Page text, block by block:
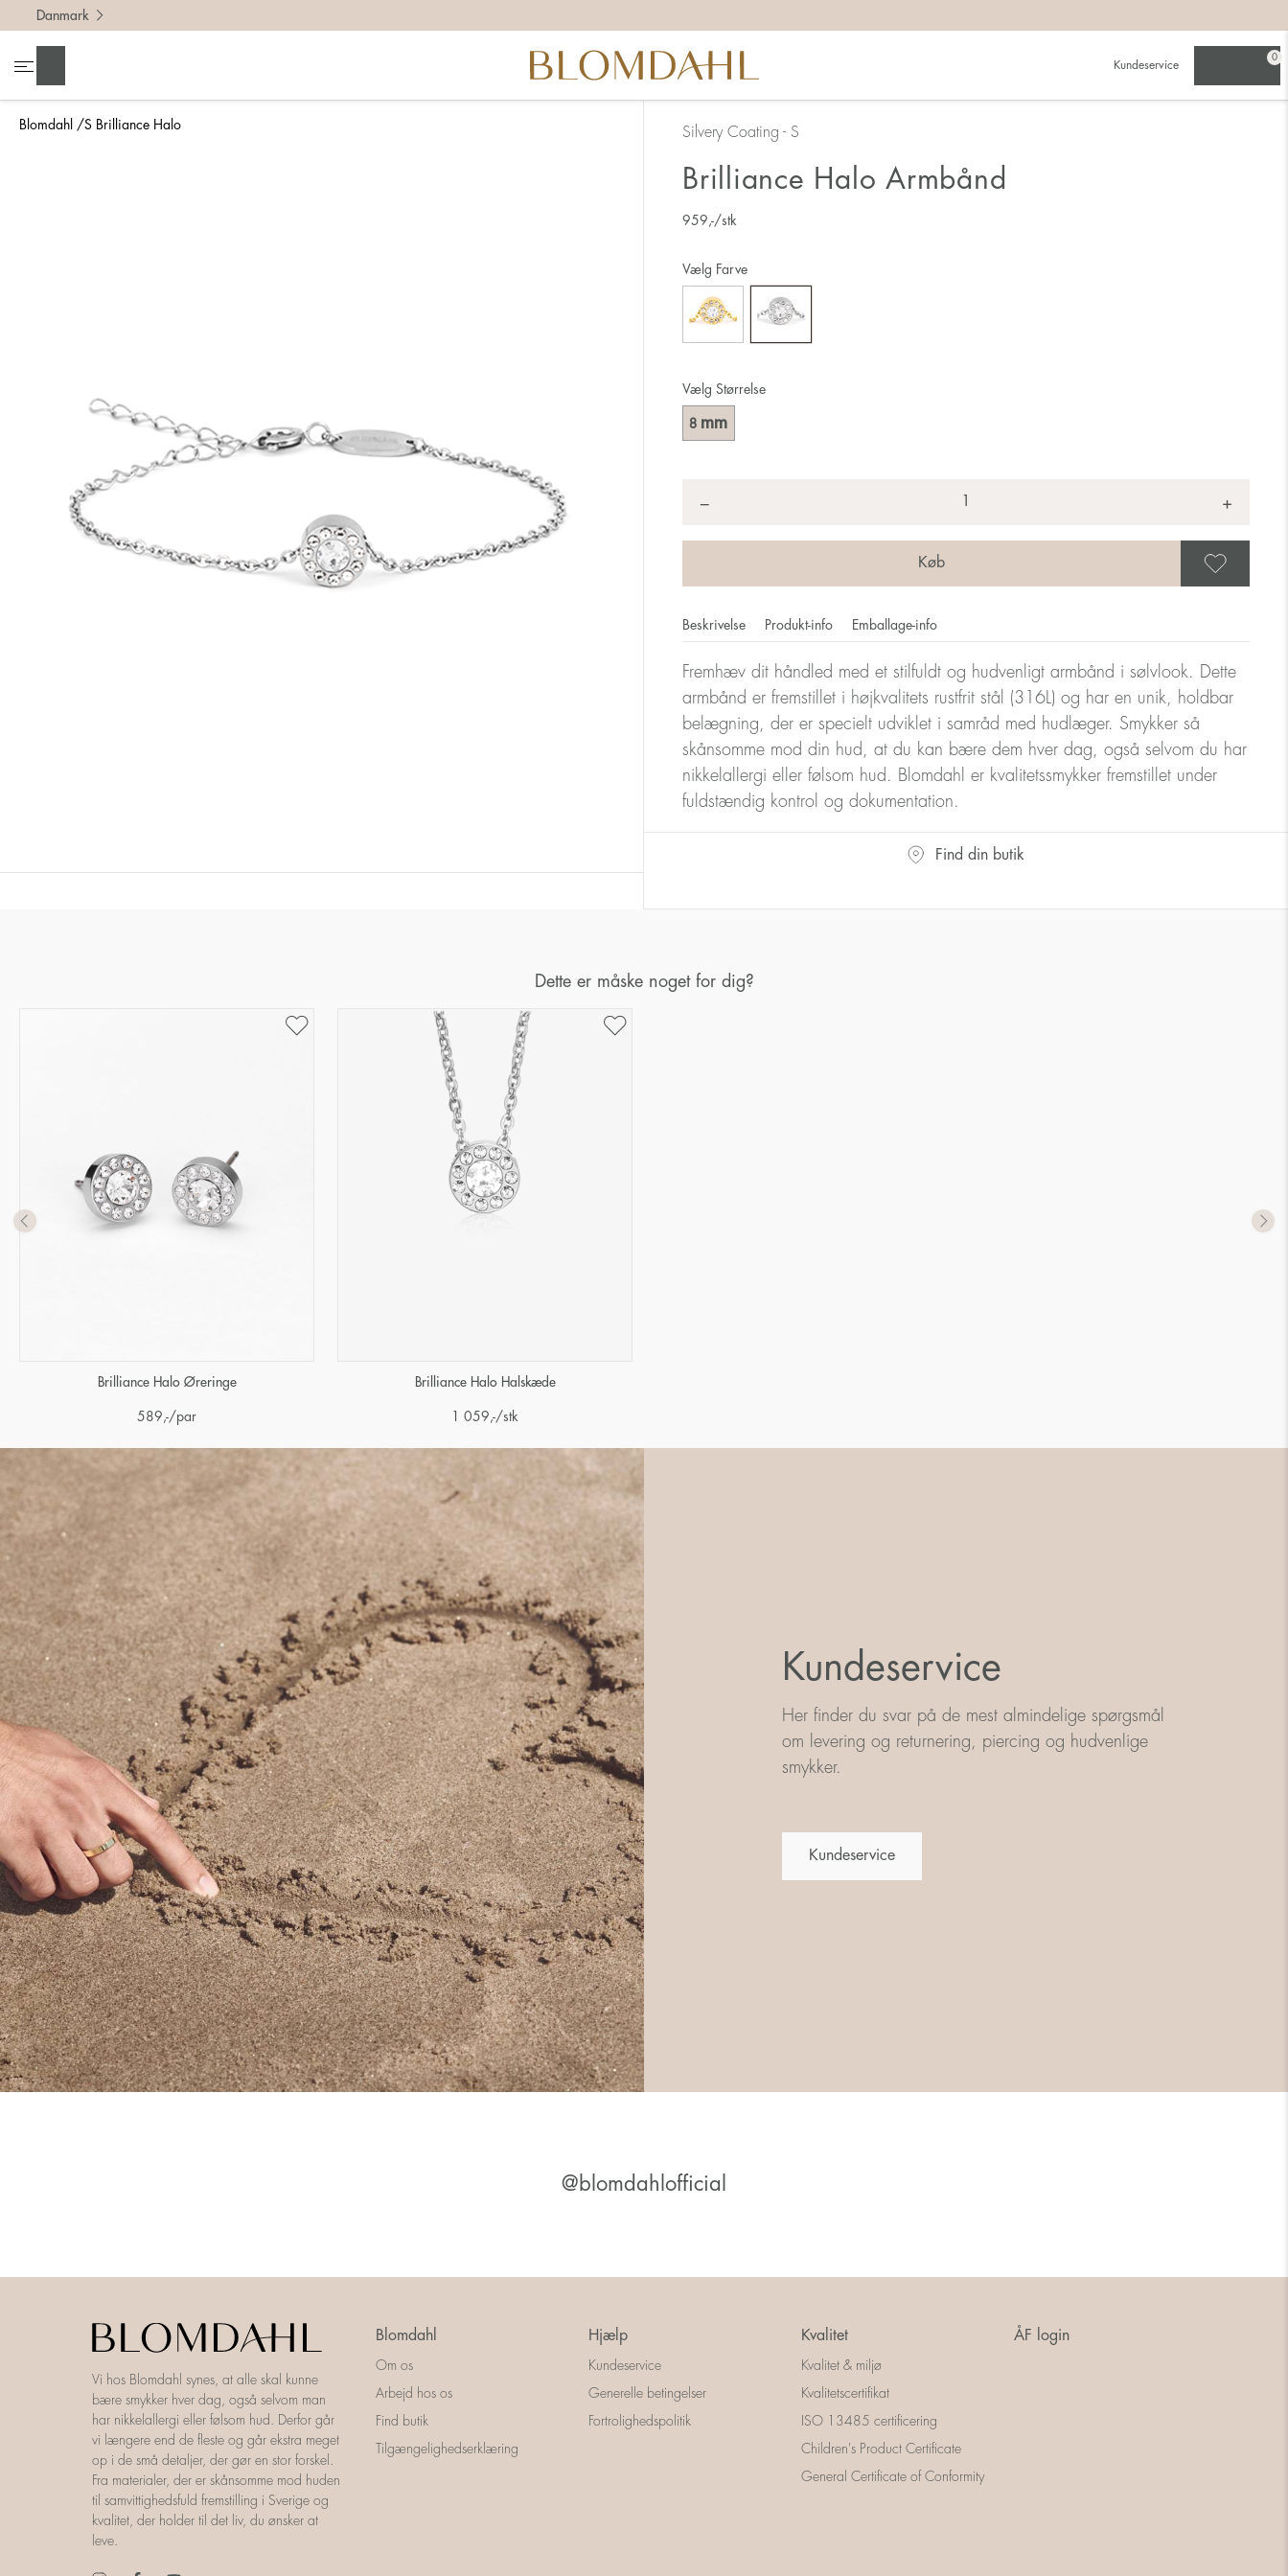
Blomdahl S Brilliance Halo
Danmark
Kundeservice
0
Silvery Coating - S
Brilliance Halo Armbånd
959 ,-/stk
Vælg Størrelse
8 mm
Vælg Farve
− +
Beskrivelse Produkt-info Emballage-info
Fremhæv dit håndled med et stilfuldt og hudvenligt armbånd i sølvlook. Dette
armbånd er fremstillet i højkvalitets rustfrit stål (316L) og har en unik, holdbar
belægning, der er specielt udviklet i samråd med hudlæger. Smykker så
skånsomme mod din hud, at du kan bære dem hver dag, også selvom du har
nikkelallergi eller følsom hud. Blomdahl er kvalitetssmykker fremstillet under
fuldstændig kontrol og dokumentation.
Find din butik
Dette er måske noget for dig?
Brilliance Halo Øreringe
589 ,-/par
Brilliance Halo Halskæde
1 059 ,-/stk
Kundeservice
Her finder du svar på de mest almindelige spørgsmål
om levering og returnering, piercing og hudvenlige
smykker.
Kundeservice
@blomdahlofficial
Vi hos Blomdahl synes, at alle skal kunne
bære smykker hver dag, også selvom man
har nikkelallergi eller følsom hud. Derfor går
vi længere end de fleste og går ekstra meget
op i de små detaljer, der gør en stor forskel.
Fra materialer, der er skånsomme mod huden
til samvittighedsfuld fremstilling i Sverige og
kvalitet, der holder til det liv, du ønsker at
leve.
Blomdahl
Om os
Arbejd hos os
Find butik
Tilgængelighedserklæring
Hjælp
Kundeservice
Generelle betingelser
Fortrolighedspolitik
Kvalitet
Kvalitet & miljø
Kvalitetscertifikat
ISO 13485 certificering
Children's Product Certificate
General Certificate of Conformity
ÅF login